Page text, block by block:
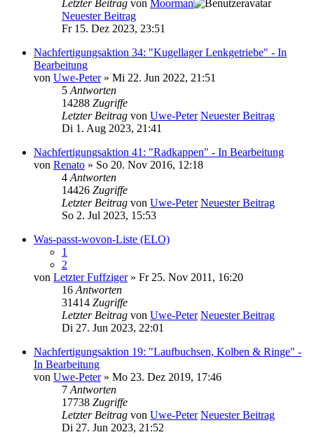
Letzter Beitrag von Moorman
Neuester Beitrag
Fr 15. Dez 2023, 23:51
Nachfertigungsaktion 34: "Kugellager Lenkgetriebe" - In
Bearbeitung
von Uwe-Peter» Mi 22. Jun 2022, 21:51
5 Antworten
14288 Zugriffe
Letzter Beitrag von Uwe-Peter Neuester Beitrag
Di 1. Aug 2023, 21:41
Nachfertigungsaktion 41: "Radkappen" - In Bearbeitung
von Renato » So 20. Nov 2016, 12:18
4 Antworten
14426 Zugriffe
Letzter Beitrag von Uwe-Peter Neuester Beitrag
So 2. Jul 2023, 15:53
Was-passt-wovon-Liste (ELO)
1
2
von Letzter Fuffziger» Fr 25. Nov 2011, 16:20
16 Antworten
31414 Zugriffe
Letzter Beitrag von Uwe-Peter Neuester Beitrag
Di 27. Jun 2023, 22:01
Nachfertigungsaktion 19: "Laufbuchsen, Kolben & Ringe" -
In Bearbeitung
von Uwe-Peter» Mo 23. Dez 2019, 17:46
7 Antworten
17738 Zugriffe
Letzter Beitrag von Uwe-Peter Neuester Beitrag
Di 27. Jun 2023, 21:52